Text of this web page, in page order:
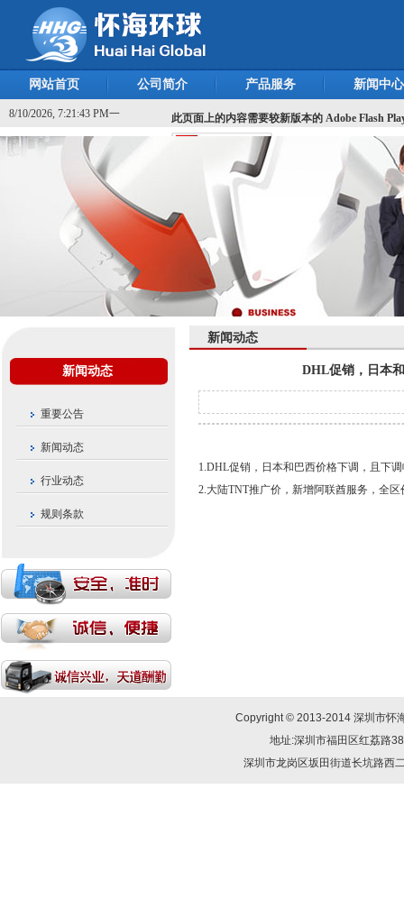
网站首页 公司简介 产品服务 新闻中心
8/10/2026, 7:21:44 PM一 此页面上的内容需要较新版本的 Adobe Flash
新闻动态
重要公告
新闻动态
行业动态
规则条款
新闻动态
DHL促销，日本
1.DHL促销，日本和巴西价格下调，且下
2.大陆TNT推广价，新增阿联酋服务，全区
Copyright © 2013-2014 深圳市怀
地址:深圳市福田区红荔路
深圳市龙岗区坂田街道长坑路西